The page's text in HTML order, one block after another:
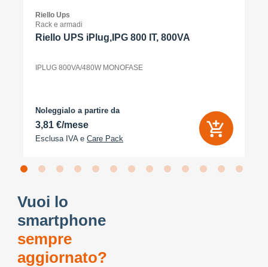
Riello Ups
Rack e armadi
Riello UPS iPlug,IPG 800 IT, 800VA
IPLUG 800VA/480W MONOFASE
Noleggialo a partire da
3,81 €/mese
Esclusa IVA e Care Pack
Vuoi lo
smartphone
sempre
aggiornato?